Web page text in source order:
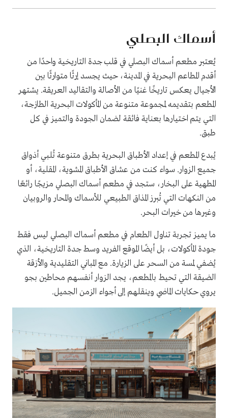
أسماك البصلي
يُعتبر مطعم أسماك البصلي في قلب جدة التاريخية واحدًا من
أقدم المطاعم البحرية في المدينة، حيث يجسد إرثًا متوارثًا بين
الأجيال يعكس تاريخًا غنيًا من الأصالة والتقاليد العريقة. يشتهر
المطعم بتقديمه لمجموعة متنوعة من المأكولات البحرية الطازجة،
التي يتم اختيارها بعناية فائقة لضمان الجودة والتميز في كل
طبق.
يُبدع المطعم في إعداد الأطباق البحرية بطرق متنوعة تُلبي أذواق
جميع الزوار. سواء كنت من عشاق الأطباق المشوية، المقلية، أو
المطهية على البخار، ستجد في مطعم أسماك البصلي مزيجًا رائعًا
من النكهات التي تُبرز المذاق الطبيعي للأسماك والمحار والروبيان
وغيرها من خيرات البحر.
ما يميز تجربة تناول الطعام في مطعم أسماك البصلي ليس فقط
جودة المأكولات، بل أيضًا الموقع الفريد وسط جدة التاريخية، الذي
يُضفي لمسة من السحر على الزيارة. مع المباني التقليدية والأزقة
الضيقة التي تحيط بالمطعم، يجد الزوار أنفسهم محاطين بجو
يروي حكايات الماضي وينقلهم إلى أجواء الزمن الجميل.